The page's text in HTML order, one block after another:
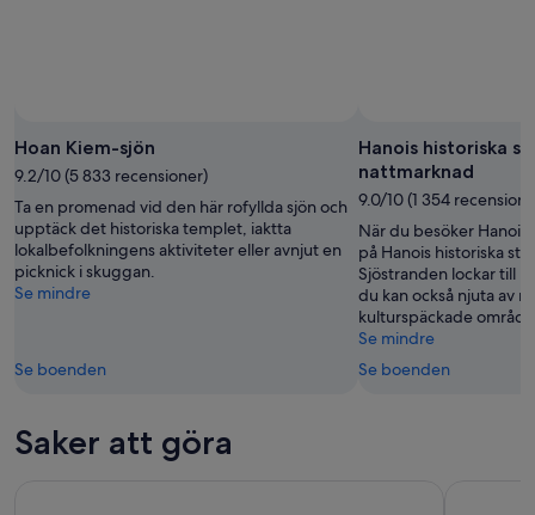
Hoan Kiem-sjön
9.2/10 (5 833 recensioner)
Ta en promenad vid den här rofyllda sjön och
upptäck det historiska templet, iaktta
lokalbefolkningens aktiviteter eller avnjut en
picknick i skuggan.
Se mindre
Se boenden
Hanois historiska
nattmarknad
9.0/10 (1 354
När du besöker Hanoi
på Hanois historiska
Sjöstranden lockar till
du kan också njuta av
kulturspäckade
Se mindre
Se boenden
Saker att göra